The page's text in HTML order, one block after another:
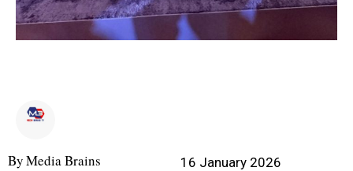
ByMedia Brains 16 January 2026